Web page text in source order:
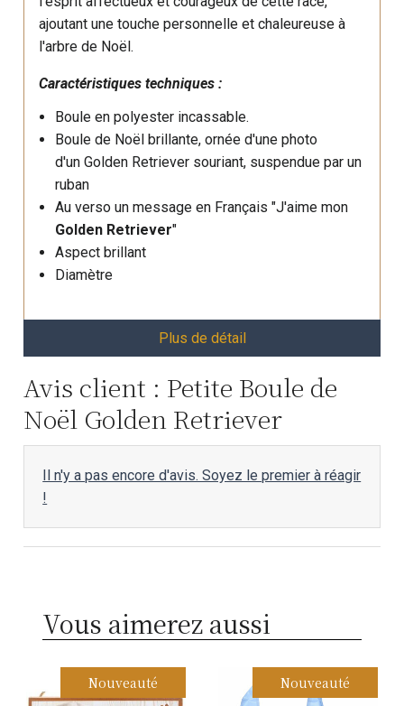
ajoutant une touche personnelle et chaleureuse à
l'arbre de Noël.
Caractéristiques techniques :
Boule en polyester incassable.
Boule de Noël brillante, ornée d'une photo
d'un Golden Retriever souriant, suspendue par un
ruban
Au verso un message en Français "J'aime mon
Golden Retriever"
Aspect brillant
Diamètre
Plus de détail
Avis client : Petite Boule de
Noël Golden Retriever
Il n'y a pas encore d'avis. Soyez le premier à réagir
!
Vous aimerez aussi
Nouveauté Nouveauté